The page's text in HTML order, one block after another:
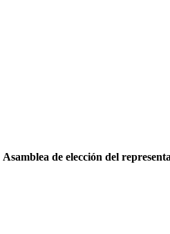
Asamblea de elección del